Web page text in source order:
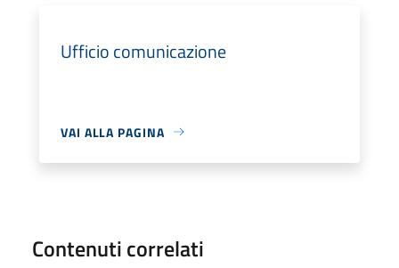
Ufficio comunicazione
VAI ALLA PAGINA
Contenuti correlati